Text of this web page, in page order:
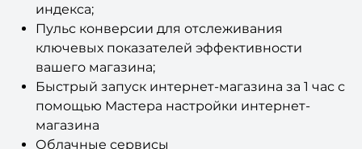
ключевых показателей эффективности
вашего магазина;
помощью Мастера настройки интернет-
Простой код с поддержкой bootstrap